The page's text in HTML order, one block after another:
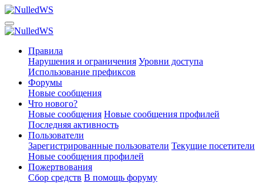
Правила
Нарушения и ограничения Уровни доступа
Использование префиксов
Форумы
Новые сообщения
Что нового?
Новые сообщения Новые сообщения профилей
Последняя активность
Пользователи
Зарегистрированные пользователи Текущие посетители
Новые сообщения профилей
Пожертвования
Сбор средств В помощь форуму